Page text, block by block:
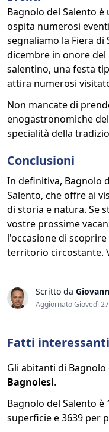
Bagnolo del Salento
ospita numerosi
segnaliamo la Fiera di
dicembre in onore del
salentino, una festa
attira numerosi
Non mancate di
enogastronomiche
specialità della
Conclusioni
In definitiva, Bagnolo
Salento, che offre ai
di storia e natura. Se
vostre prossime
l'occasione di
territorio circostante.
Scritto da
Aggiornato Giovedì
Fatti interessanti
Gli abitanti di
Bagnolesi.
Bagnolo del Salento
superficie e 3639 per